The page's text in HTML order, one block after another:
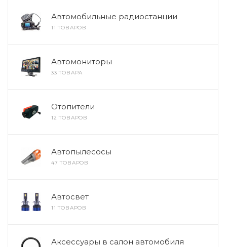
Автомобильные радиостанции
11 ТОВАРОВ
Автомониторы
33 ТОВАРА
Отопители
12 ТОВАРОВ
Автопылесосы
47 ТОВАРОВ
Автосвет
11 ТОВАРОВ
Аксессуары в салон автомобиля